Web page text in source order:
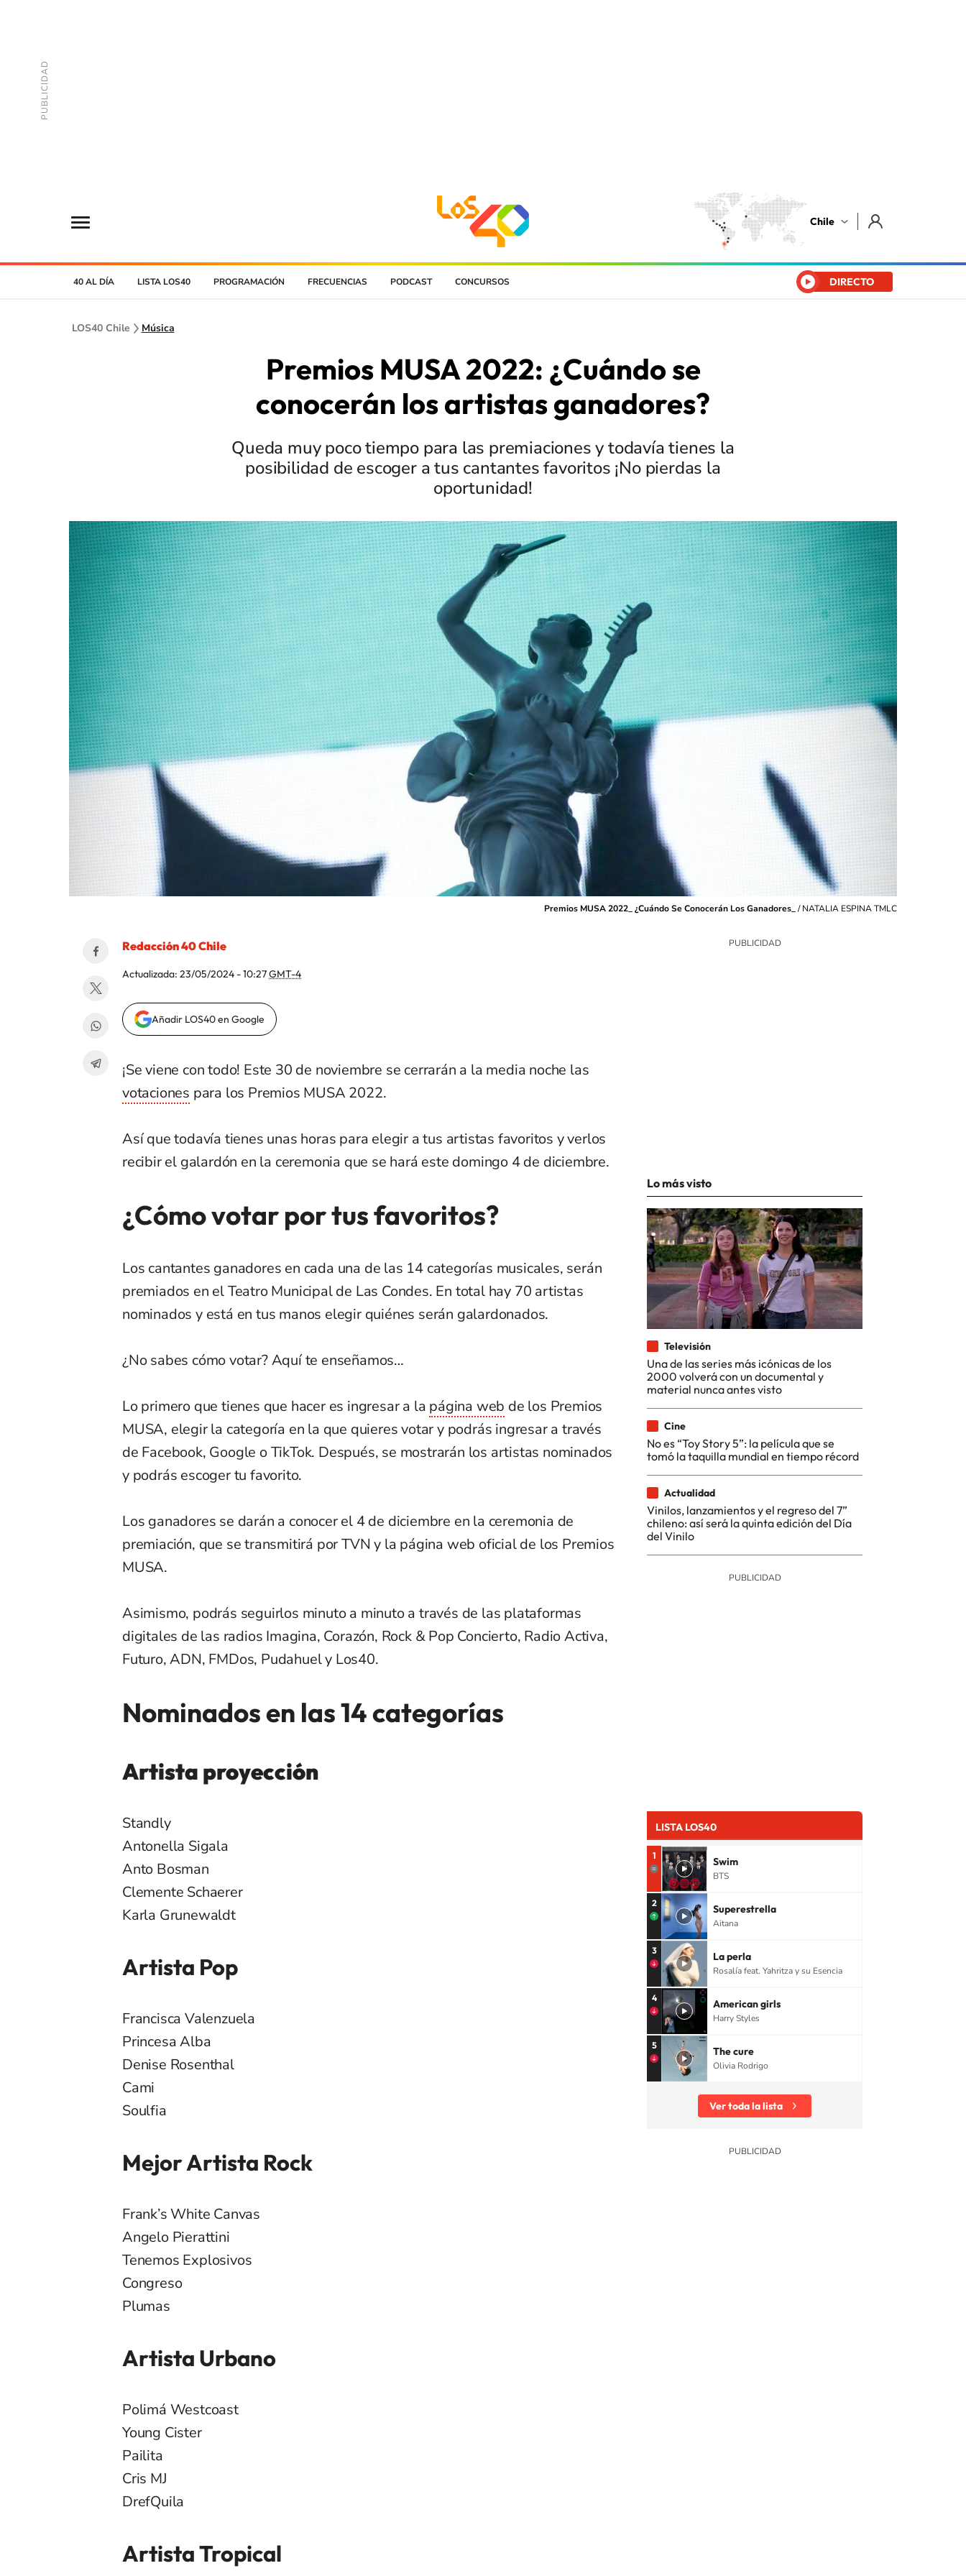
Chile
40 AL DÍA LISTA LOS40 PROGRAMACIÓN FRECUENCIAS PODCAST CONCURSOS DIRECTO
LOS40 Chile Música
Premios MUSA 2022: ¿Cuándo se
conocerán los artistas ganadores?
Queda muy poco tiempo para las premiaciones y todavía tienes la
posibilidad de escoger a tus cantantes favoritos ¡No pierdas la
oportunidad!
Premios MUSA 2022_ ¿Cuándo Se Conocerán Los Ganadores_/NATALIA ESPINA TMLC
Redacción 40 Chile
Actualizada: 23/05/2024 - 10:27GMT-4
Añadir LOS40 en Google
¡Se viene con todo! Este 30 de noviembre se cerrarán a la media noche las
votaciones para los Premios MUSA 2022.
Así que todavía tienes unas horas para elegir a tus artistas favoritos y verlos
recibir el galardón en la ceremonia que se hará este domingo 4 de diciembre.
¿Cómo votar por tus favoritos?
Los cantantes ganadores en cada una de las 14 categorías musicales, serán
premiados en el Teatro Municipal de Las Condes. En total hay 70 artistas
nominados y está en tus manos elegir quiénes serán galardonados.
¿No sabes cómo votar? Aquí te enseñamos…
Lo primero que tienes que hacer es ingresar a la página web de los Premios
MUSA, elegir la categoría en la que quieres votar y podrás ingresar a través
de Facebook, Google o TikTok. Después, se mostrarán los artistas nominados
y podrás escoger tu favorito.
Los ganadores se darán a conocer el 4 de diciembre en la ceremonia de
premiación, que se transmitirá por TVN y la página web oficial de los Premios
MUSA.
Asimismo, podrás seguirlos minuto a minuto a través de las plataformas
digitales de las radios Imagina, Corazón, Rock & Pop Concierto, Radio Activa,
Futuro, ADN, FMDos, Pudahuel y Los40.
Nominados en las 14 categorías
Artista proyección
Standly
Antonella Sigala
Anto Bosman
Clemente Schaerer
Karla Grunewaldt
Artista Pop
Francisca Valenzuela
Princesa Alba
Denise Rosenthal
Cami
Soulfia
Mejor Artista Rock
Frank’s White Canvas
Angelo Pierattini
Tenemos Explosivos
Congreso
Plumas
Artista Urbano
Polimá Westcoast
Young Cister
Pailita
Cris MJ
DrefQuila
Artista Tropical
Lo más visto
Televisión
Una de las series más icónicas de los
2000 volverá con un documental y
material nunca antes visto
Cine
No es “Toy Story 5”: la película que se
tomó la taquilla mundial en tiempo récord
Actualidad
Vinilos, lanzamientos y el regreso del 7”
chileno: así será la quinta edición del Día
del Vinilo
LISTA LOS40
1 Swim
BTS
2 Superestrella
Aitana
3 La perla
Rosalía feat. Yahritza y su Esencia
4 American girls
Harry Styles
5 The cure
Olivia Rodrigo
Ver toda la lista